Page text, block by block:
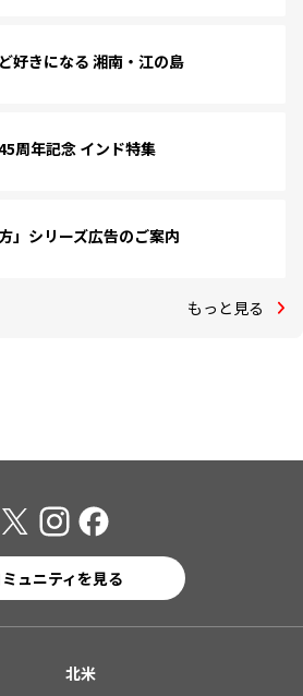
好きになる 湘南・江の島
周年記念 インド特集
」シリーズ広告のご案内
もっと見る
ュニティを見る
北米